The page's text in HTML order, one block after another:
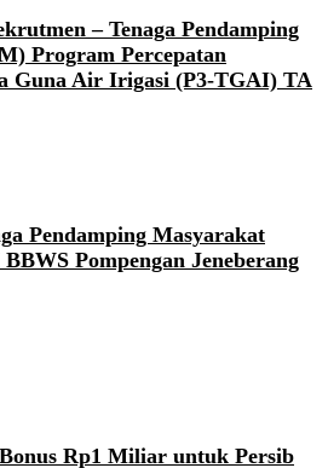
– Tenaga Pendamping
Program Percepatan
Guna Air Irigasi (P3-TGAI) TA
Pendamping Masyarakat
Pompengan Jeneberang
Rp1 Miliar untuk Persib